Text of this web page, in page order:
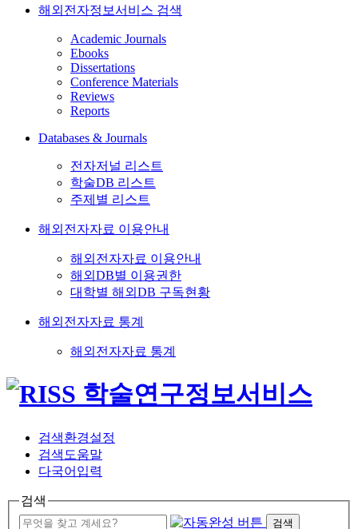
해외전자정보서비스 검색
Academic Journals
Ebooks
Dissertations
Conference Materials
Reviews
Reports
Databases & Journals
전자저널 리스트
학술DB 리스트
주제별 리스트
해외전자자료 이용안내
해외전자자료 이용안내
해외DB별 이용권한
대학별 해외DB 구독현황
해외전자자료 통계
해외전자자료 통계
검색환경설정
검색도움말
다국어입력
검색
검색